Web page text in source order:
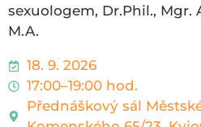
sexuologem, Dr.Phil., Mgr.
M.A.
18. 9. 2026
17:00–19:00 hod.
Přednáškový sál